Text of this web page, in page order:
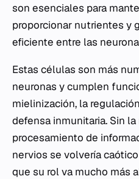
son esenciales para
proporcionar nutrientes y
eficiente entre las
Estas células son más
neuronas y cumplen
mielinización, la
defensa inmunitaria. Sin
procesamiento de
nervios se volvería
que su rol va mucho más